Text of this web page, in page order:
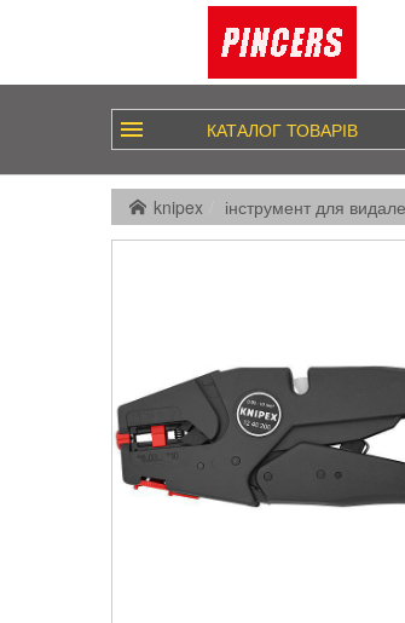
КАТАЛОГ ТОВАРІВ
knipex інструмент для